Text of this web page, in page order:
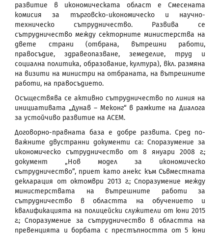
развитие в икономическата област е Смесената
комисия за търговско-икономическо и научно-
техническо сътрудничество. Развива се
сътрудничество между секторните министерства на
двете страни (отбрана, вътрешни работи,
правосъдие, здравеопазване, земеделие, труд и
социална политика, образование, култура), вкл. размяна
на визити на министри на отбраната, на вътрешните
работи, на правосъдието.
Осъществява се активно сътрудничество по линия на
инициативата „Дунав – Меконг“ в рамките на Диалога
за устойчиво развитие на АСЕМ.
Договорно-правната база е добре развита. Сред по-
важните двустранни документи са: Споразумение за
икономическо сътрудничество от 8 януари 2008 г.;
документ „Нов модел за икономическо
сътрудничество”, приет като анекс към Съвместната
декларация от октомври 2013 г.; Споразумение между
министерствата на вътрешните работи за
сътрудничество в областта на обучението и
квалификацията на полицейски служители от юни 2015
г.; Споразумение за сътрудничество в областта на
превенцията и борбата с престъпността от 5 юни